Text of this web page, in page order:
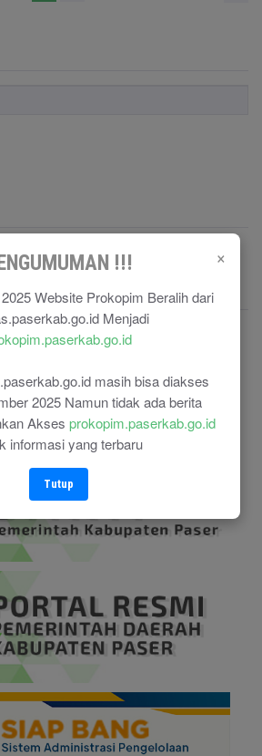
×
!!!
Website Prokopim Beralih dari
Menjadi
masih bisa diakses
2025 Namun tidak ada berita
Akses prokopim.paserkab.go.id
informasi yang terbaru
Tutup